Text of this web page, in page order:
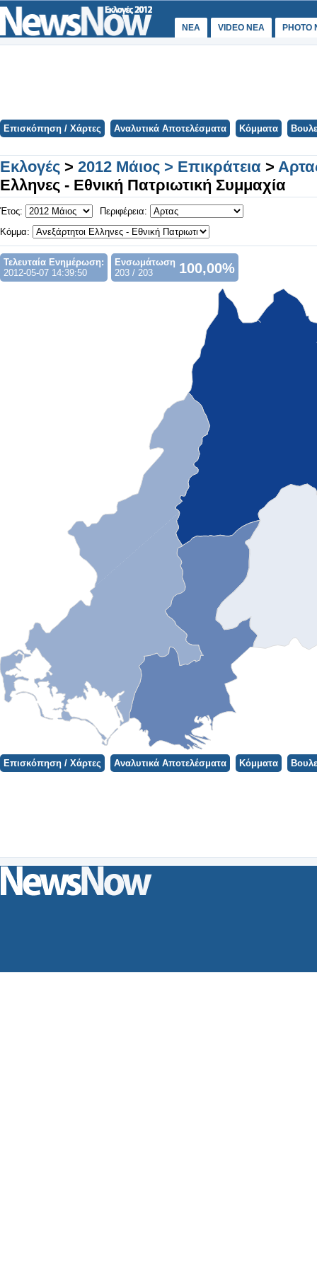
ΝΕΑ VIDEO NEA PHOTO
Επισκόπηση / Χάρτες Αναλυτικά Αποτελέσματα Κόμματα
Εκλογές > 2012 Μάιος > Επικράτεια >
Ελληνες - Εθνική Πατριωτική Συμμαχία
Έτος:
Περιφέρεια:
Κόμμα:
Τελευταία Ενημέρωση:
2012-05-07 14:39:50
Ενσωμάτωση
203 / 203
100,00%
Φορτώνει ο Χάρτης...
Επισκόπηση / Χάρτες Αναλυτικά Αποτελέσματα Κόμματα